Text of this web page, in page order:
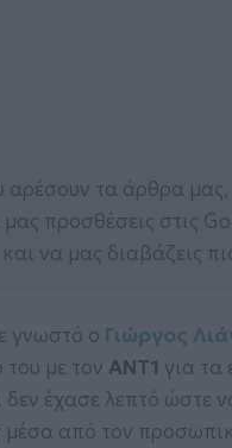
αρέσουν τα άρθρα μας,
μας προσθέσεις στις
και να μας διαβάζεις
γνωστό ο Γιώργος
με τον ΑΝΤ1 για τα
δεν έχασε λεπτό ώστε
μέσα από τον